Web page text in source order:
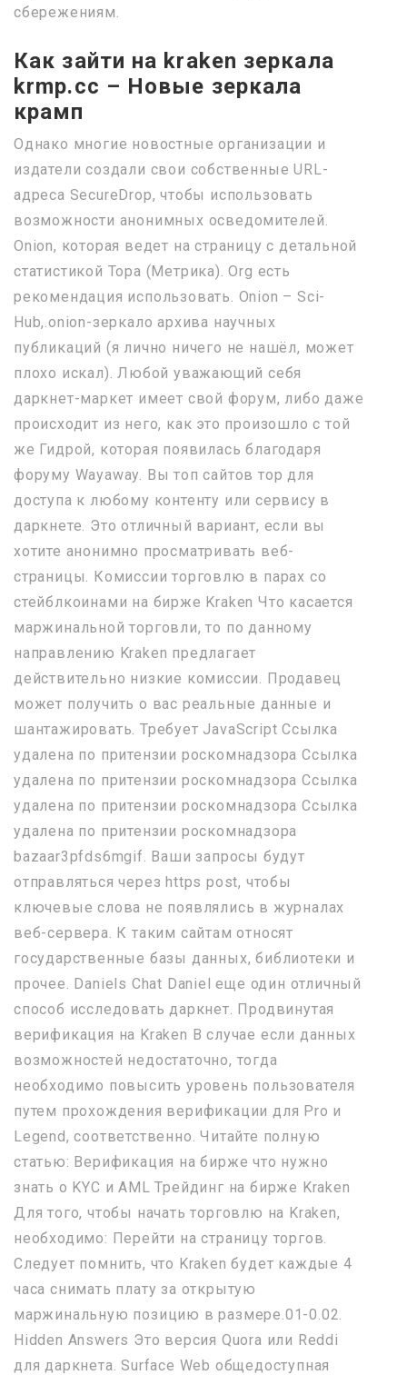
сбережениям.
Как зайти на kraken зеркала
krmp.cc – Новые зеркала
крамп
Однако многие новостные организации и
издатели создали свои собственные URL-
адреса SecureDrop, чтобы использовать
возможности анонимных осведомителей.
Onion, которая ведет на страницу с детальной
статистикой Тора (Метрика). Org есть
рекомендация использовать. Onion – Sci-
Hub,.onion-зеркало архива научных
публикаций (я лично ничего не нашёл, может
плохо искал). Любой уважающий себя
даркнет-маркет имеет свой форум, либо даже
происходит из него, как это произошло с той
же Гидрой, которая появилась благодаря
форуму Wayaway. Вы топ сайтов тор для
доступа к любому контенту или сервису в
даркнете. Это отличный вариант, если вы
хотите анонимно просматривать веб-
страницы. Комиссии торговлю в парах со
стейблкоинами на бирже Kraken Что касается
маржинальной торговли, то по данному
направлению Kraken предлагает
действительно низкие комиссии. Продавец
может получить о вас реальные данные и
шантажировать. Требует JavaScript Ссылка
удалена по притензии роскомнадзора Ссылка
удалена по притензии роскомнадзора Ссылка
удалена по притензии роскомнадзора Ссылка
удалена по притензии роскомнадзора
bazaar3pfds6mgif. Ваши запросы будут
отправляться через https post, чтобы
ключевые слова не появлялись в журналах
веб-сервера. К таким сайтам относят
государственные базы данных, библиотеки и
прочее. Daniels Chat Daniel еще один отличный
способ исследовать даркнет. Продвинутая
верификация на Kraken В случае если данных
возможностей недостаточно, тогда
необходимо повысить уровень пользователя
путем прохождения верификации для Pro и
Legend, соответственно. Читайте полную
статью: Верификация на бирже что нужно
знать о KYC и AML Трейдинг на бирже Kraken
Для того, чтобы начать торговлю на Kraken,
необходимо: Перейти на страницу торгов.
Следует помнить, что Kraken будет каждые 4
часа снимать плату за открытую
маржинальную позицию в размере.01-0.02.
Hidden Answers Это версия Quora или Reddi
для даркнета. Surface Web общедоступная